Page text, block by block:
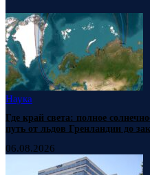
Наука
Где край света: полное
путь от льдов Гренландии до
06.08.2026